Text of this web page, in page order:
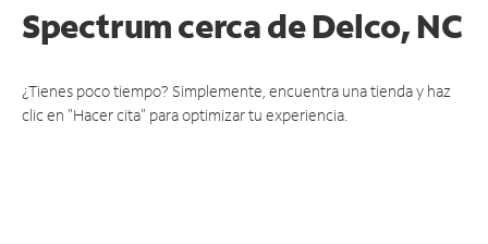
Spectrumcerca de Delco, NC
¿Tienes poco tiempo? Simplemente, encuentra una tienda y haz
clic en "Hacer cita" para optimizar tu experiencia.